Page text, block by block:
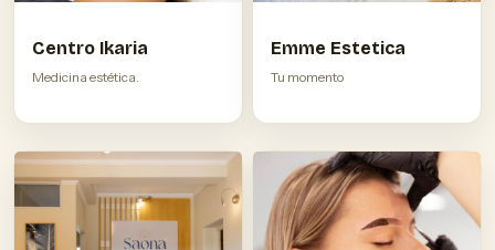
Centro Ikaria
Medicina estética.
Emme Estetica
Tu momento